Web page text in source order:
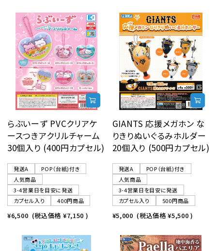
らぶいーず PVCクリアケ
ースつきアクリルチャーム
30個入り (400円カプセル)
発送A
POP（台紙)付き
人気商品
3-4営業日を目安に発送
カプセル入り
400円商品
¥6,500 (税込価格 ¥7,150 )
GIANTS 応援メガホン な
りきりぬいぐるみホルダー
20個入り (500円カプセル)
発送A
POP（台紙)付き
人気商品
3-4営業日を目安に発送
カプセル入り
500円商品
¥5,000 (税込価格¥5,500 )